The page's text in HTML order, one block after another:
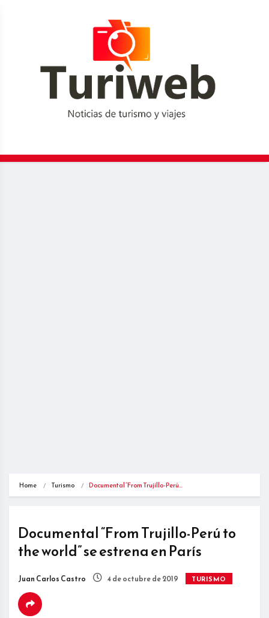
Home Turismo Documental “From Trujillo-Perú…
Documental “From Trujillo-Perú to
the world” se estrena en París
Juan Carlos Castro 4 de octubre de 2019 TURISMO